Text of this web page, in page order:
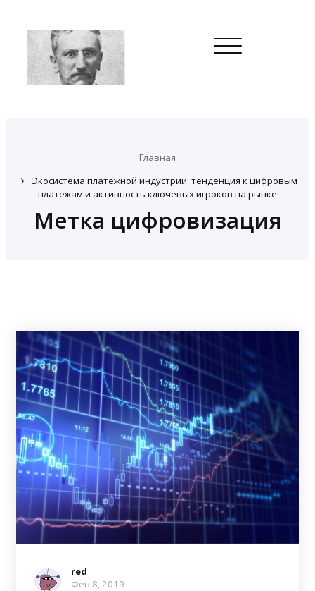
Toggle
navigation
Главная
Экосистема платежной индустрии: тенденция к цифровым
платежам и активность ключевых игроков на рынке
Метка цифровизация
red
Фев 8, 2019